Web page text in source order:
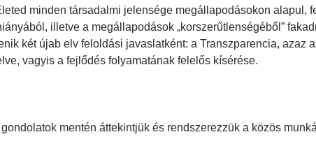
minden társadalmi jelensége megállapodásokon alapul,
illetve a megállapodások „korszerűtlenségéből”
két újab elv feloldási javaslatként: a Transzparencia, azaz
vagyis a fejlődés folyamatának felelős kísérése.
mentén áttekintjük és rendszerezzük a közös